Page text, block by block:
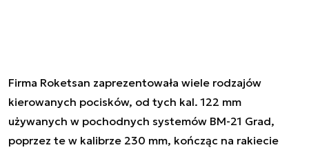
Firma Roketsan zaprezentowała wiele rodzajów
kierowanych pocisków, od tych kal. 122 mm
używanych w pochodnych systemów BM-21 Grad,
poprzez te w kalibrze 230 mm, kończąc na rakiecie